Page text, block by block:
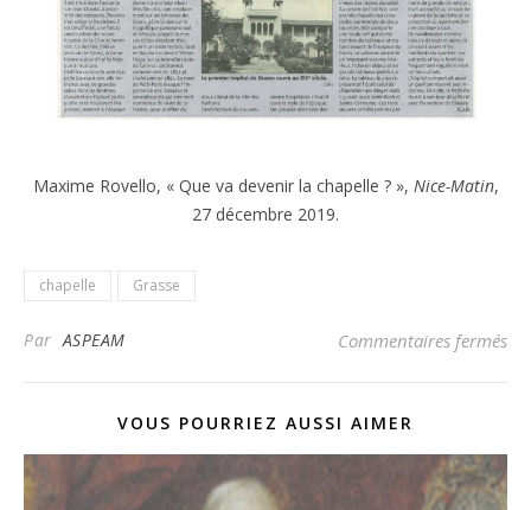
Maxime Rovello, « Que va devenir la chapelle ? », Nice-Matin,
27 décembre 2019.
chapelle Grasse
ParASPEAM Commentaires fermés
VOUS POURRIEZ AUSSI AIMER